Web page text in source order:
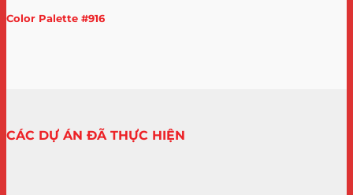
Color Palette #916
CÁC DỰ ÁN ĐÃ THỰC HIỆN